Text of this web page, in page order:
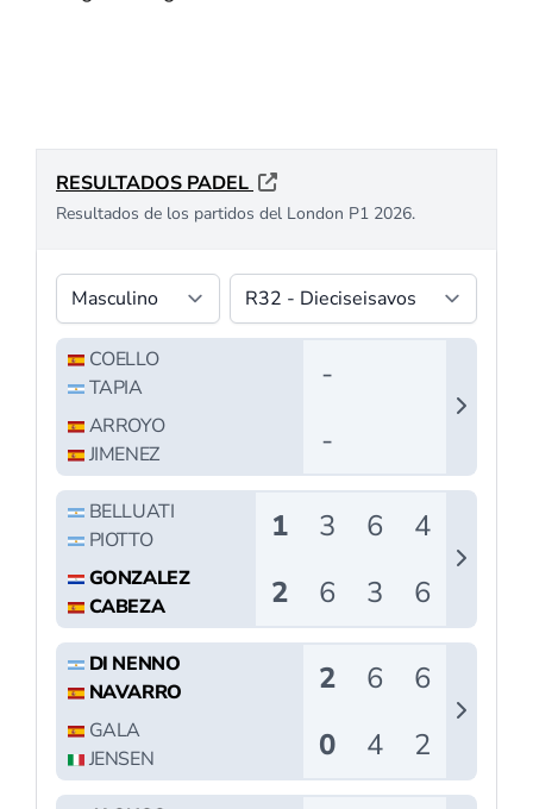
Stupa y Yanguas
ponen fin a su
unión: la derrota en
Londres precipita
su despedida
Por todos era sabido que la parejaFranco